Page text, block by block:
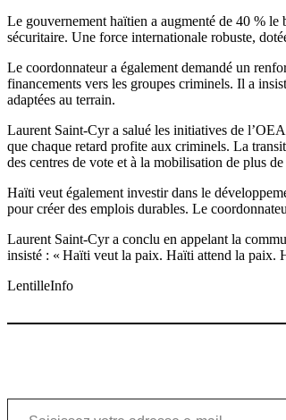
Le gouvernement haïtien a augmenté de 40 %
sécuritaire. Une force internationale robuste,
Le coordonnateur a également demandé un
financements vers les groupes criminels. Il a
adaptées au terrain.
Laurent Saint-Cyr a salué les initiatives de
que chaque retard profite aux criminels. La
des centres de vote et à la mobilisation de plus
Haïti veut également investir dans le
pour créer des emplois durables. Le
Laurent Saint-Cyr a conclu en appelant la
insisté : « Haïti veut la paix. Haïti attend la paix.
LentilleInfo
Saisissez votre adresse e-mail…